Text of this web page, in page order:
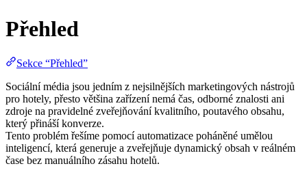
Přehled
Sekce “Přehled”
Sociální média jsou jedním z nejsilnějších marketingových nástrojů
pro hotely, přesto většina zařízení nemá čas, odborné znalosti ani
zdroje na pravidelné zveřejňování kvalitního, poutavého obsahu,
který přináší konverze.
Tento problém řešíme pomocí automatizace poháněné umělou
inteligencí, která generuje a zveřejňuje dynamický obsah v reálném
čase bez manuálního zásahu hotelů.